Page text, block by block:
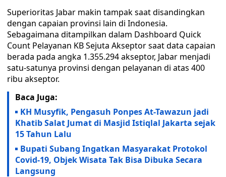
Superioritas Jabar makin tampak saat disandingkan
dengan capaian provinsi lain di Indonesia.
Sebagaimana ditampilkan dalam Dashboard Quick
Count Pelayanan KB Sejuta Akseptor saat data capaian
berada pada angka 1.355.294 akseptor, Jabar menjadi
satu-satunya provinsi dengan pelayanan di atas 400
ribu akseptor.
Baca Juga:
KH Musyfik, Pengasuh Ponpes At-Tawazun jadi
Khatib Salat Jumat di Masjid Istiqlal Jakarta sejak
15 Tahun Lalu
Bupati Subang Ingatkan Masyarakat Protokol
Covid-19, Objek Wisata Tak Bisa Dibuka Secara
Langsung